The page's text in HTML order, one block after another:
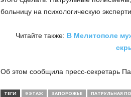
больницу на психологическую
Читайте также: В Мелитополе
Об этом сообщила пресс-секретарь
ТЕГИ 9 ЭТАЖ ЗАПОРОЖЬЕ ПАТРУЛЬНАЯ